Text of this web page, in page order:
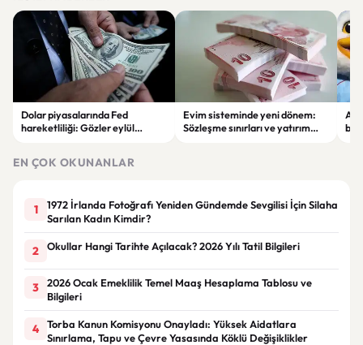
Dolar piyasalarında Fed
hareketliliği: Gözler eylül
Evim sisteminde yeni dönem:
Sözleşme sınırları ve yatırım
EN ÇOK OKUNANLAR
1
1972 İrlanda Fotoğrafı Yeniden Gündemde Sevgilisi İçin Silaha
Sarılan Kadın Kimdir?
2 Okullar Hangi Tarihte Açılacak? 2026 Yılı Tatil Bilgileri
3
2026 Ocak Emeklilik Temel Maaş Hesaplama Tablosu ve
Bilgileri
4
Torba Kanun Komisyonu Onayladı: Yüksek Aidatlara
Sınırlama, Tapu ve Çevre Yasasında Köklü Değişiklikler